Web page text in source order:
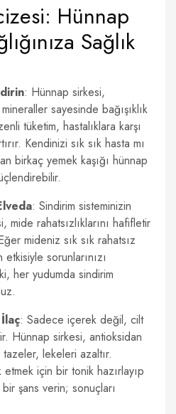
Hünnap
Sağlık
: Hünnap sirkesi,
sayesinde bağışıklık
tüketim, hastalıklara karşı
Kendinizi sık sık hasta mı
birkaç yemek kaşığı hünnap
: Sindirim sisteminizin
rahatsızlıklarını hafifletir
mideniz sık sık rahatsız
sorunlarınızı
her yudumda sindirim
: Sadece içerek değil, cilt
Hünnap sirkesi, antioksidan
lekeleri azaltır.
için bir tonik hazırlayıp
şans verin; sonuçları